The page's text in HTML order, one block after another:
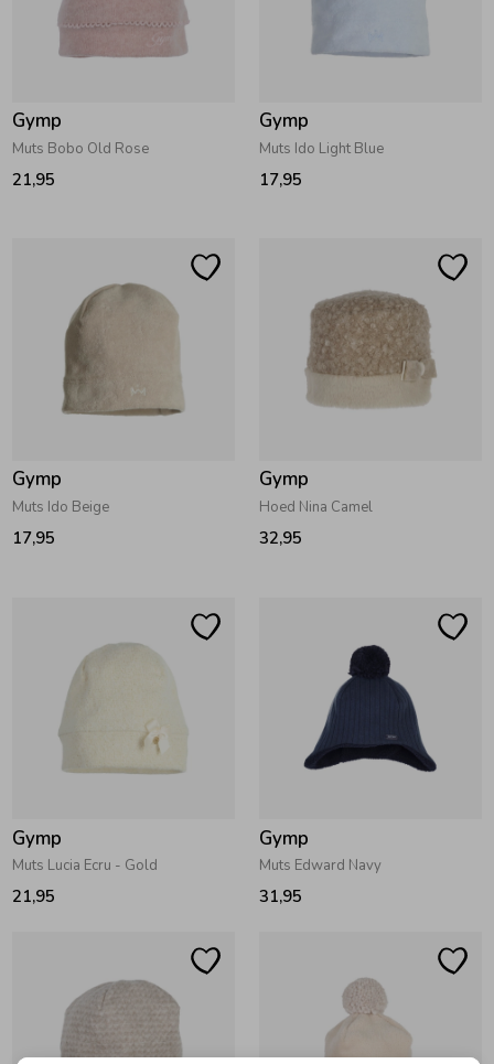
Zwemkleding
Vesten
Colberts & Gilets
Boxpakjes
Ondergoed
Zomeraccessoires
Kledingaccessoires
Zwemkleding
Vesten
Rokken & Skorts
Blouses
Leggings
Ondergoed
Regenkleding &-laarzen
Zomeraccessoires
Cadeaubonnen
Kledingaccessoires
Verzorgingsproducten
Beenmode
Winterjassen
Zwemvesten & Zwembandjes
Winterjassen
Gymp
Muts Bobo Old Rose
21,95
Gymp
Muts Ido Light Blue
17,95
Gymp
Muts Ido Beige
17,95
Gymp
Hoed Nina Camel
32,95
Gymp
Muts Lucia Ecru - Gold
21,95
Gymp
Muts Edward Navy
31,95